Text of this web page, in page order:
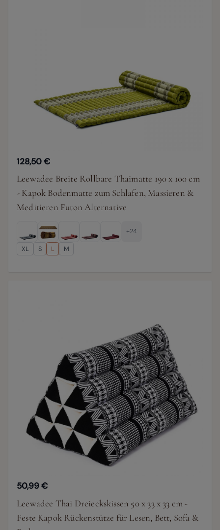
128,50 €
Leewadee Breite Rollbare Thaimatte 190 x 100 cm
- Kapok Bodenmatte zum Schlafen, Massieren &
Meditieren Futon Alternative
+24
XL S L M
50,99 €
Leewadee Thai Dreieckskissen 50 x 33 x 33 cm -
Feste Kapok Rückenstütze für Lesen, Bett, Sofa &